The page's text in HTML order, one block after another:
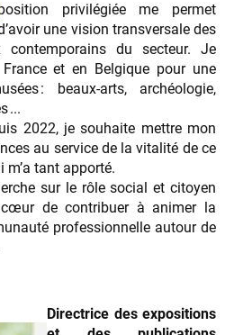
privilégiée me permet
une vision transversale des
du secteur. Je
et en Belgique pour une
: beaux-arts, archéologie,
...
2022, je souhaite mettre mon
au service de la vitalité de ce
tant apporté.
sur le rôle social et citoyen
cœur de contribuer à animer la
professionnelle autour de
Directrice des expositions